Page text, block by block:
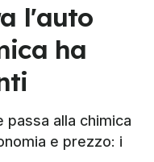
l'auto
ha
passa alla chimica
e prezzo: i